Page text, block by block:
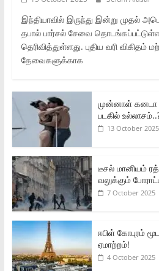
இந்தியாவில் இருந்து இன்று முதல்
தபால் பார்சல் சேவை
தெரிவித்துள்ளது. புதிய வரி விகிதம்
தேவைகளுக்காக
முன்னாள் கனடா
படகில்
13 October 2025
டீசல் மானியம்
வலுக்கும்
7 October 2025
ஈபிள் கோபுரம்
ஏமாற்றம்!
4 October 2025